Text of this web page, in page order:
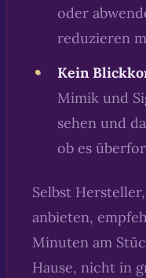
oder
reduzieren
Kein
Mimik und
sehen und
ob es
Selbst
anbieten,
Minuten am
Hause, nicht in